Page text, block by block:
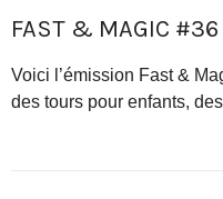
FAST & MAGIC #36
Voici l’émission Fast &
des tours pour enfants,